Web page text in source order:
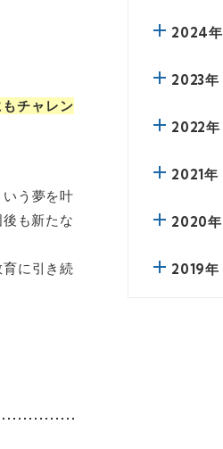
チャレン
う夢を叶
も新たな
に引き続
2024年
2023年
2022年
2021年
2020年
2019年